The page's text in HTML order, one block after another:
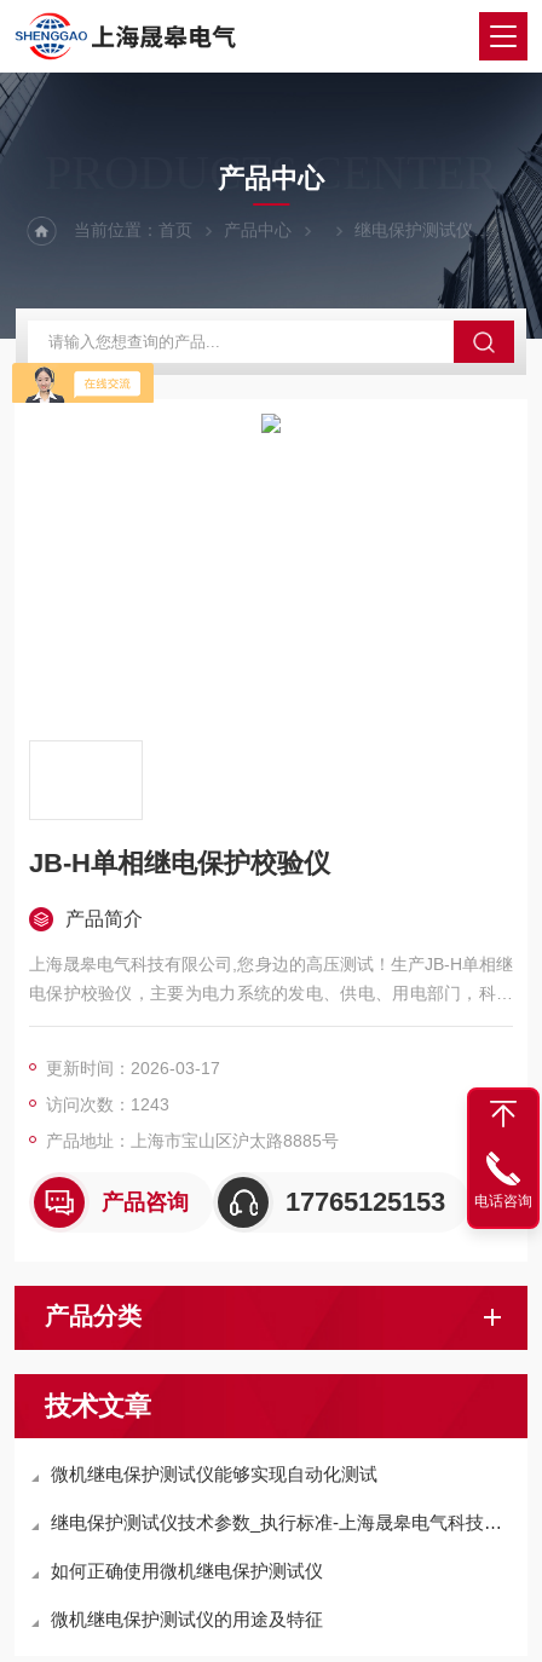
PRODUCTS CENTER
产品中心
当前位置：首页 产品中心 继电保护测试仪 JB-
JB-H单相继电保护校验仪
产品简介
上海晟皋电气科技有限公司,您身边的高压测试！生产JB-H单相继
电保护校验仪，主要为电力系统的发电、供电、用电部门，科研
机构与电力设备相关的生产企业，提供的高压试验设备和检测仪
更新时间：2026-03-17
访问次数：1243
产品地址：上海市宝山区沪太路8885号
产品咨询 17765125153
产品分类
技术文章
微机继电保护测试仪能够实现自动化测试
继电保护测试仪技术参数_执行标准-上海晟皋电气科技有限公司
如何正确使用微机继电保护测试仪
微机继电保护测试仪的用途及特征
电话咨询